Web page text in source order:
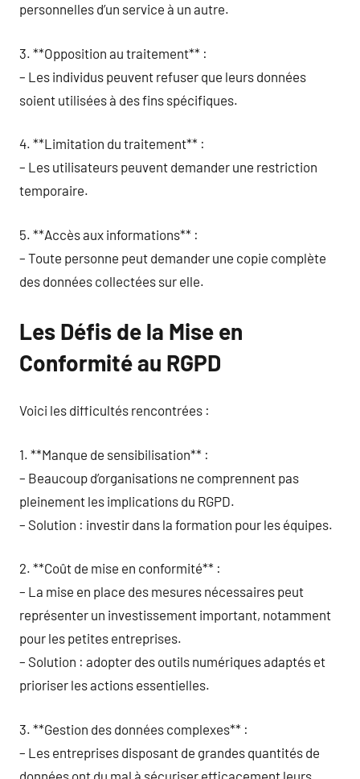
personnelles d’un service à un autre.
3. **Opposition au traitement** :
– Les individus peuvent refuser que leurs données
soient utilisées à des fins spécifiques.
4. **Limitation du traitement** :
– Les utilisateurs peuvent demander une restriction
temporaire.
5. **Accès aux informations** :
– Toute personne peut demander une copie complète
des données collectées sur elle.
Les Défis de la Mise en
Conformité au RGPD
Voici les difficultés rencontrées :
1. **Manque de sensibilisation** :
– Beaucoup d’organisations ne comprennent pas
pleinement les implications du RGPD.
– Solution : investir dans la formation pour les équipes.
2. **Coût de mise en conformité** :
– La mise en place des mesures nécessaires peut
représenter un investissement important, notamment
pour les petites entreprises.
– Solution : adopter des outils numériques adaptés et
prioriser les actions essentielles.
3. **Gestion des données complexes** :
– Les entreprises disposant de grandes quantités de
données ont du mal à sécuriser efficacement leurs